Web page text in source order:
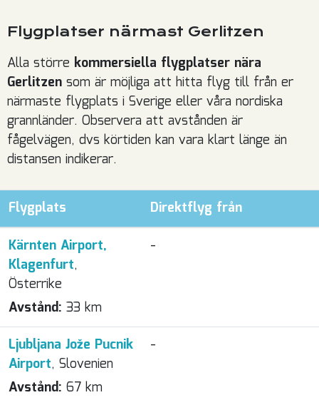
Flygplatser närmast Gerlitzen
Alla större kommersiella flygplatser nära
Gerlitzen som är möjliga att hitta flyg till från er
närmaste flygplats i Sverige eller våra nordiska
grannländer. Observera att avstånden är
fågelvägen, dvs körtiden kan vara klart länge än
distansen indikerar.
Flygplats
Direktflyg från
Kärnten Airport,
Klagenfurt,
Österrike
Avstånd: 33 km
-
Ljubljana Jože Pucnik
Airport, Slovenien
Avstånd: 67 km
-